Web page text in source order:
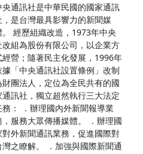
央通訊社是中華民國的國家通訊
，是台灣最具影響力的新聞媒
。 經歷組織改造，1973年中央
改組為股份有限公司，以企業方
經營；隨著民主化發展，1996年
據「中央通訊社設置條例」改制
財團法人，定位為全民共有的國
通訊社，獨立超然執行三大法定
務： ．辦理國內外新聞報導業
，服務大眾傳播媒體。 ．辦理國
對外新聞通訊業務，促進國際對
灣之瞭解。 ．加強與國際新聞通